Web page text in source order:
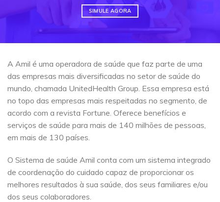
SIMULE AGORA
A Amil é uma operadora de saúde que faz parte de uma
das empresas mais diversificadas no setor de saúde do
mundo, chamada UnitedHealth Group. Essa empresa está
no topo das empresas mais respeitadas no segmento, de
acordo com a revista Fortune. Oferece benefícios e
serviços de saúde para mais de 140 milhões de pessoas,
em mais de 130 países.
O Sistema de saúde Amil conta com um sistema integrado
de coordenação do cuidado capaz de proporcionar os
melhores resultados à sua saúde, dos seus familiares e/ou
dos seus colaboradores.